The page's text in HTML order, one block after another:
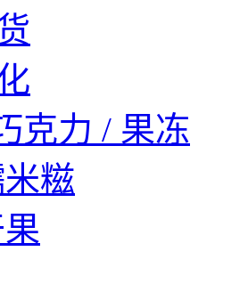
克力 / 果冻
糍